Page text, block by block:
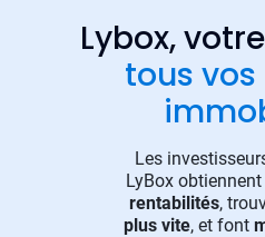
Lybox,
tous
Les
LyBox obtiennent
rentabilités,
plus vite, et font